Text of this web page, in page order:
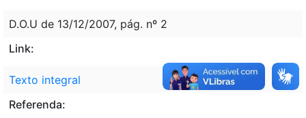
D.O.U de 13/12/2007, pág. nº 2
Link:
Texto integral
Referenda: